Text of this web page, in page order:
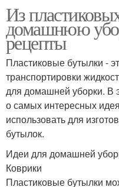
Из
домашнюю
рецепты
Пластиковые бутылки -
транспортировки
для домашней уборки. В
о самых интересных
использовать для
бутылок.
Идеи для домашней
Коврики
Пластиковые бутылки